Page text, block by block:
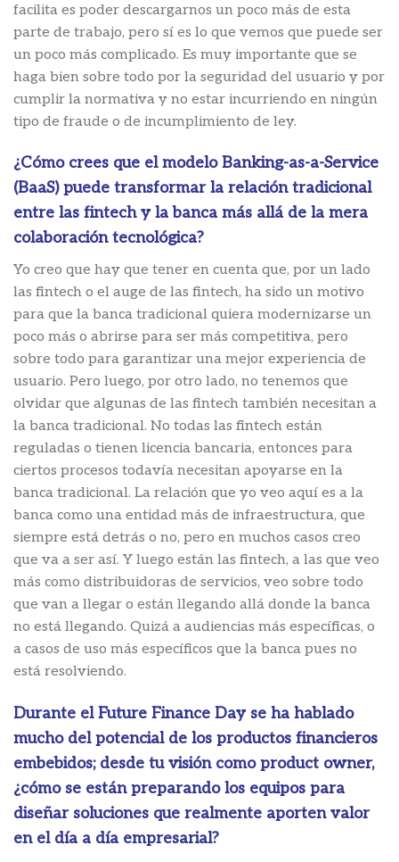
facilita es poder descargarnos un poco más de esta
parte de trabajo, pero sí es lo que vemos que puede ser
un poco más complicado. Es muy importante que se
haga bien sobre todo por la seguridad del usuario y por
cumplir la normativa y no estar incurriendo en ningún
tipo de fraude o de incumplimiento de ley.
¿Cómo crees que el modelo Banking-as-a-Service
(BaaS) puede transformar la relación tradicional
entre las fintech y la banca más allá de la mera
colaboración tecnológica?
Yo creo que hay que tener en cuenta que, por un lado
las fintech o el auge de las fintech, ha sido un motivo
para que la banca tradicional quiera modernizarse un
poco más o abrirse para ser más competitiva, pero
sobre todo para garantizar una mejor experiencia de
usuario. Pero luego, por otro lado, no tenemos que
olvidar que algunas de las fintech también necesitan a
la banca tradicional. No todas las fintech están
reguladas o tienen licencia bancaria, entonces para
ciertos procesos todavía necesitan apoyarse en la
banca tradicional. La relación que yo veo aquí es a la
banca como una entidad más de infraestructura, que
siempre está detrás o no, pero en muchos casos creo
que va a ser así. Y luego están las fintech, a las que veo
más como distribuidoras de servicios, veo sobre todo
que van a llegar o están llegando allá donde la banca
no está llegando. Quizá a audiencias más específicas, o
a casos de uso más específicos que la banca pues no
está resolviendo.
Durante el Future Finance Day se ha hablado
mucho del potencial de los productos financieros
embebidos; desde tu visión como product owner,
¿cómo se están preparando los equipos para
diseñar soluciones que realmente aporten valor
en el día a día empresarial?